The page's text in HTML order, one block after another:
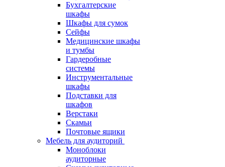
Бухгалтерские
шкафы
Шкафы для сумок
Сейфы
Медицинские шкафы
и тумбы
Гардеробные
системы
Инструментальные
шкафы
Подставки для
шкафов
Верстаки
Скамьи
Почтовые ящики
Мебель для аудиторий
Моноблоки
аудиторные